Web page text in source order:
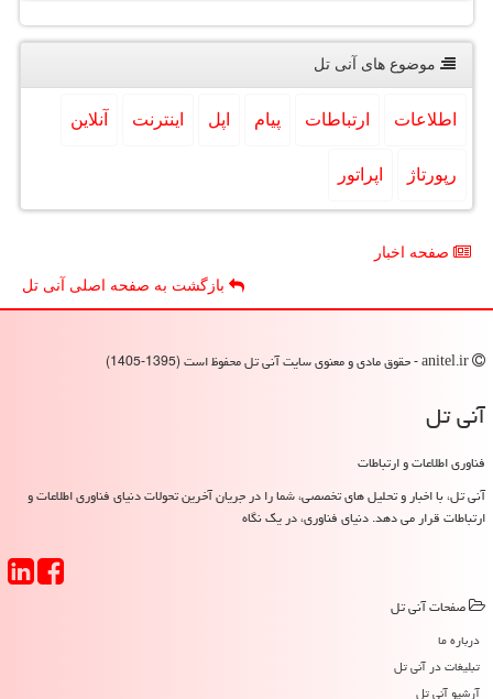
موضوع های آنی تل
اطلاعات ارتباطات پیام اپل اینترنت آنلاین
رپورتاژ اپراتور
صفحه اخبار
بازگشت به صفحه اصلی آنی تل
آنی تل
فناوری اطلاعات و ارتباطات
آنی تل، با اخبار و تحلیل های تخصصی، شما را در جریان آخرین تحولات دنیای فناوری اطلاعات و
ارتباطات قرار می دهد. دنیای فناوری، در یک نگاه
صفحات آنی تل
درباره ما
تبلیغات در آنی تل
آرشیو آنی تل